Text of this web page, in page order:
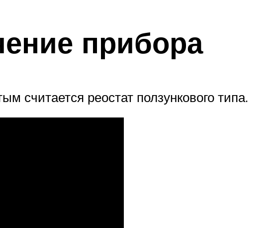
прибора
считается реостат ползункового типа.